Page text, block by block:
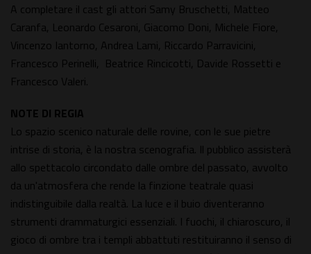
A completare il cast gli attori Samy Bruschetti, Matteo
Caranfa, Leonardo Cesaroni, Giacomo Doni, Michele Fiore,
Vincenzo Iantorno, Andrea Lami, Riccardo Parravicini,
Francesco Perinelli, Beatrice Rincicotti, Davide Rossetti e
Francesco Valeri.
NOTE DI REGIA
Lo spazio scenico naturale delle rovine, con le sue pietre
intrise di storia, è la nostra scenografia. Il pubblico assisterà
allo spettacolo circondato dalle ombre del passato, avvolto
da un'atmosfera che rende la finzione teatrale quasi
indistinguibile dalla realtà. La luce e il buio diventeranno
strumenti drammaturgici essenziali. I fuochi, il chiaroscuro, il
gioco di ombre tra i templi abbattuti restituiranno il senso di